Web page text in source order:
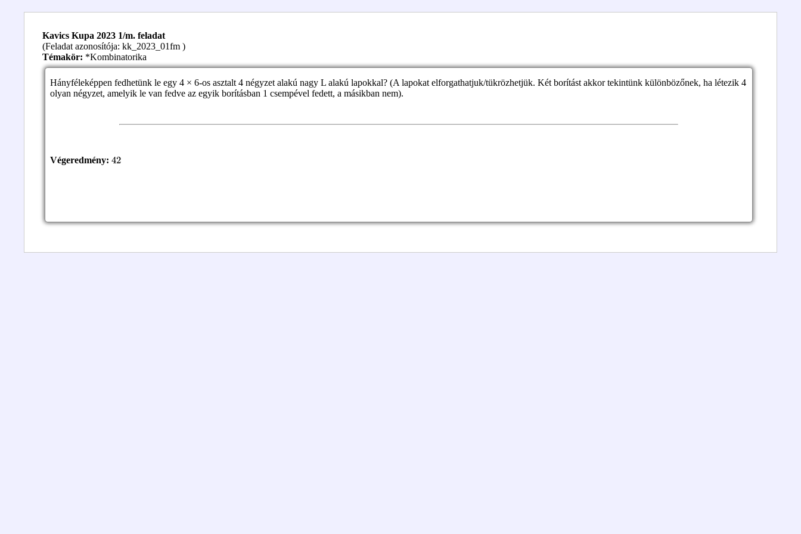
Kavics Kupa 2023 1/m. feladat
(Feladat azonosítója: kk_2023_01fm )
Témakör: *Kombinatorika
Hányféleképpen fedhetünk le egy 4 × 6-os asztalt 4 négyzet alakú nagy L alakú lapokkal? (A lapokat elforgathatjuk/tükrözhetjük. Két borítást akkor tekintünk különbözőnek, ha létezik 4
olyan négyzet, amelyik le van fedve az egyik borításban 1 csempével fedett, a másikban nem).
Végeredmény: 42